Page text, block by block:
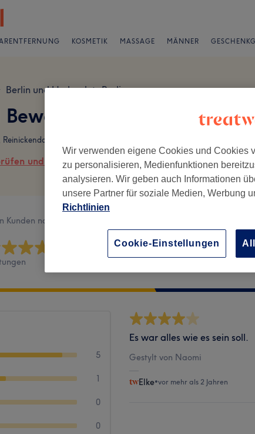
KOSMETIK MASSAGE MÄNNER
Berlin und Umland > Berlin
13439 Berlin
und online buchen
nach ihrem Besuch geschrieben.
Ambiente
5
1
0
0
Es war alles wie es sein soll.
Gestylt von Naomi
Elke•vor mehr als 2 Jahren
Wir verwenden eigene Cookies und Cookies
zu personalisieren, Medienfunktionen
analysieren. Wir geben auch Informationen
unsere Partner für soziale Medien, Werbung
Richtlinien
Cookie-Einstellungen